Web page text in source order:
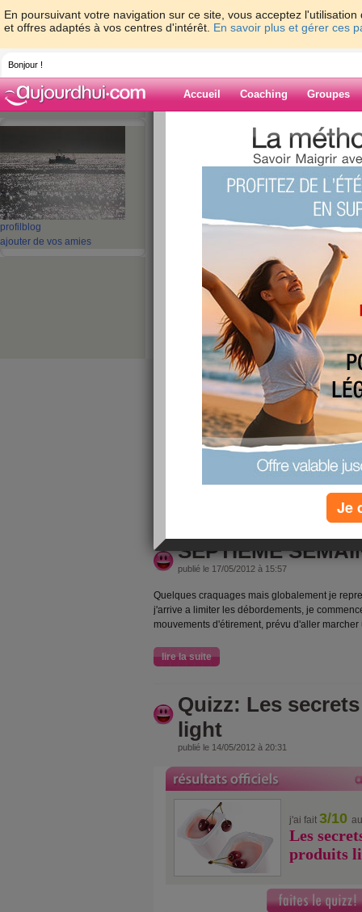
En poursuivant votre navigation sur ce site, vous acceptez
et offres adaptés à vos centres d'intérêt. En savoir plus et gérer ces
Bonjour !
Accueil Coaching Groupes
profil blog
ajouter de vos amies
>
Blog de
Suiv. ›
9eme semaine
publié le 05/06/2012 à 21:18
Toujours là, 1 kg de perdu, et mon pantalon
lire la suite
8eme SEMAINE
publié le 23/05/2012 à 13:23
arrive a manger des quantités moins
sport réguliérement, MOTIVATION ...
SEPTIEME
publié le 17/05/2012 à 15:57
Quelques craquages mais globalement je
j'arrive a limiter les débordements, je
mouvements d'étirement, prévu d'aller marcher
lire la suite
Quizz: Les
light
publié le 14/05/2012 à 20:31
j'ai fait 3/10
Les
produits
Je